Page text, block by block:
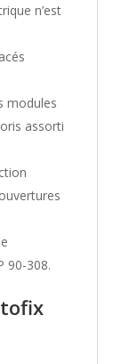
n’est
modules
assorti
90-308.